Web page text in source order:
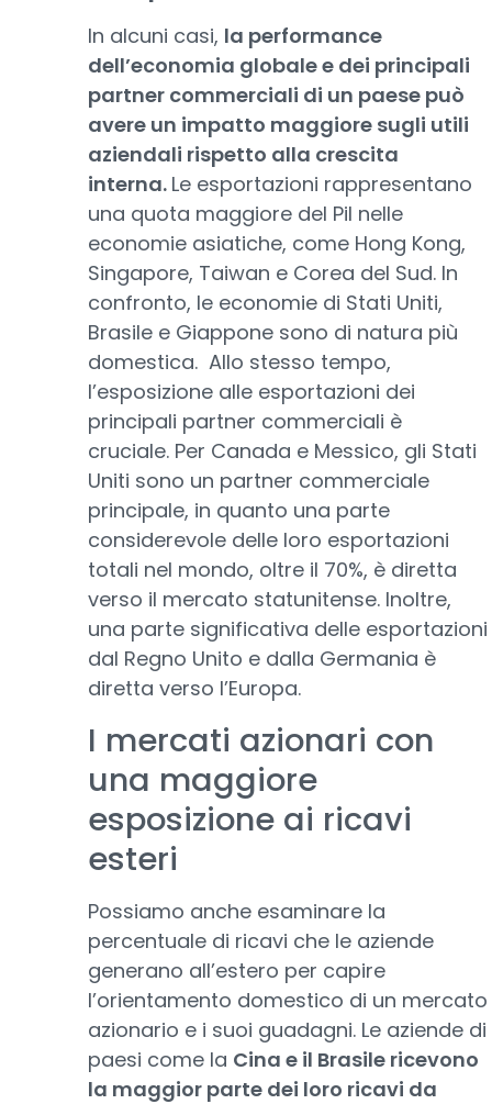
In alcuni casi, la performance
dell’economia globale e dei principali
partner commerciali di un paese può
avere un impatto maggiore sugli utili
aziendali rispetto alla crescita
interna. Le esportazioni rappresentano
una quota maggiore del Pil nelle
economie asiatiche, come Hong Kong,
Singapore, Taiwan e Corea del Sud. In
confronto, le economie di Stati Uniti,
Brasile e Giappone sono di natura più
domestica. Allo stesso tempo,
l’esposizione alle esportazioni dei
principali partner commerciali è
cruciale. Per Canada e Messico, gli Stati
Uniti sono un partner commerciale
principale, in quanto una parte
considerevole delle loro esportazioni
totali nel mondo, oltre il 70%, è diretta
verso il mercato statunitense. Inoltre,
una parte significativa delle esportazioni
dal Regno Unito e dalla Germania è
diretta verso l’Europa.
I mercati azionari con
una maggiore
esposizione ai ricavi
esteri
Possiamo anche esaminare la
percentuale di ricavi che le aziende
generano all’estero per capire
l’orientamento domestico di un mercato
azionario e i suoi guadagni. Le aziende di
paesi come la Cina e il Brasile ricevono
la maggior parte dei loro ricavi da